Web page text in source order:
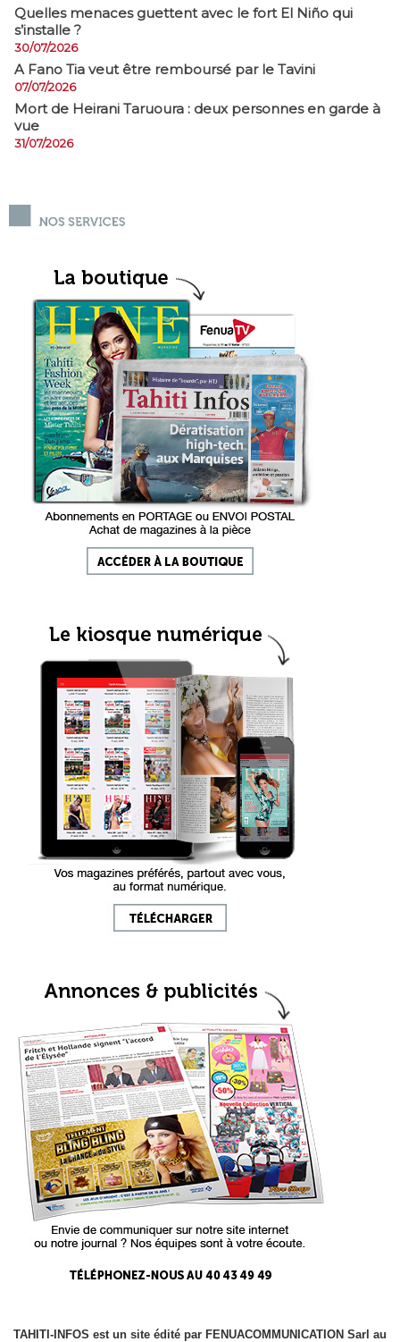
Quelles menaces guettent avec le fort El Niño qui
s’installe ?
30/07/2026
A Fano Tia veut être remboursé par le Tavini
07/07/2026
Mort de Heirani Taruoura : deux personnes en garde à
vue
31/07/2026
TAHITI-INFOS est un site édité par FENUACOMMUNICATION Sarl au